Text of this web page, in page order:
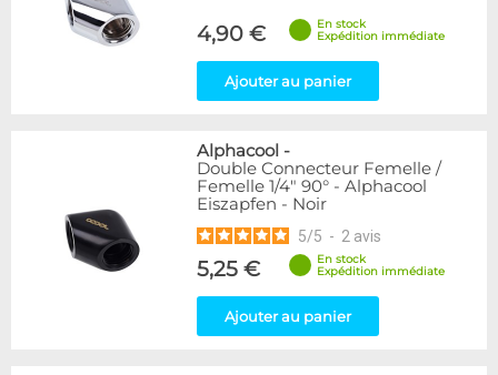
4,90 €
En stock
Expédition immédiate
Ajouter au panier
Alphacool -
Double Connecteur Femelle /
Femelle 1/4" 90° - Alphacool
Eiszapfen - Noir
5/5 - 2 avis
5,25 €
En stock
Expédition immédiate
Ajouter au panier